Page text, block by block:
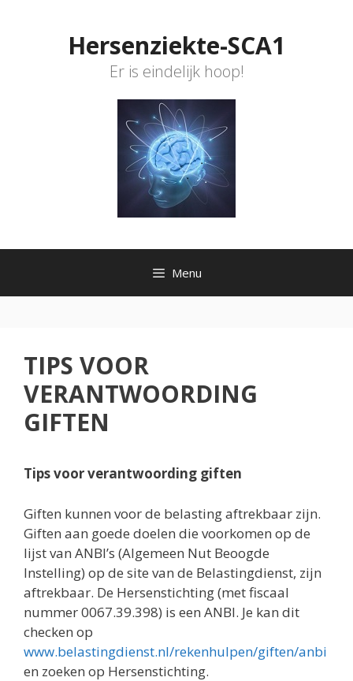
Hersenziekte-SCA1
Er is eindelijk hoop!
Menu
TIPS VOOR
VERANTWOORDING
GIFTEN
Tips voor verantwoording giften
Giften kunnen voor de belasting aftrekbaar zijn.
Giften aan goede doelen die voorkomen op de
lijst van ANBI’s (Algemeen Nut Beoogde
Instelling) op de site van de Belastingdienst, zijn
aftrekbaar. De Hersenstichting (met fiscaal
nummer 0067.39.398) is een ANBI. Je kan dit
checken op
www.belastingdienst.nl/rekenhulpen/giften/anbi
en zoeken op Hersenstichting.